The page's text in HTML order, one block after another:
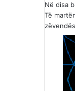
Në disa
Të